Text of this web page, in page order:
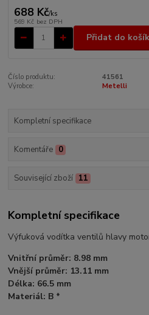
688 Kč/ks
569 Kč bez DPH
Přidat do
Číslo produktu:
41561
Výrobce:
Metelli
Kompletní specifikace
Komentáře 0
Související zboží 11
Kompletní specifikace
Výfuková vodítka ventilů hlavy
Vnitřní průměr: 8.98 mm
Vnější průměr: 13.11 mm
Délka: 66.5 mm
Materiál: B *